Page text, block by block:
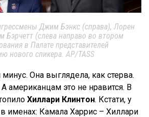
Джим Бэнкс (справа), Лорен
Бэрчетт (слева направо во втором
в Палате представителей
нового спикера. AP/TASS
Она выглядела, как стерва.
А американцам это не нравится. В
Хиллари Клинтон. Кстати, у
именах: Камала Харрис – Хиллари